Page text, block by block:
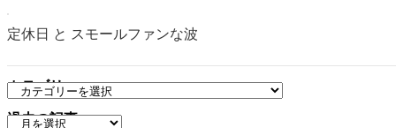
定休日 と スモールファンな波
カテゴリー
テ
過去の記事